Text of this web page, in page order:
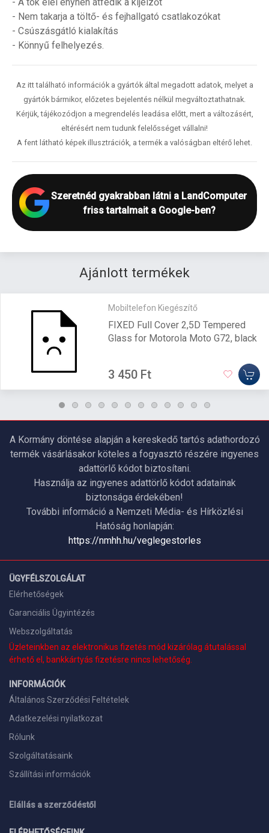
- Nem takarja a töltő- és fejhallgató csatlakozókat
- Csúszásgátló kialakítás
- Könnyű felhelyezés.
Az itt található információk a gyártók által megadott adatok, melyet a
gyártók bármikor, előzetes bejelentés nélkül megváltoztathatnak.
Kérjük, tájékozódjon a megrendelés leadása előtt, mert a változásért,
eltérésért nem tudunk felelősséget vállalni!
A fent látható képek illusztrációk, a termék a valóságban eltérő lehet.
Szeretnéd gyakrabban látni a LandComputer
friss tartalmait a Google-ben?
Ajánlott termékek
Mobiltelefon Kiegészítő
FIXED Full Cover 2,5D Tempered
Glass for Motorola Moto G72, black
3 450 Ft
A Kormány döntése alapján a kereskedő tartós adathordozó
termék vásárlásakor köteles a fogyasztó részére ingyenes
adattörlő kódot biztosítani.
Használja az ingyenes adattörlő kódot adatainak
biztonsága érdekében!
További információ a Nemzeti Média- és Hírközlési
Hatóság honlapján:
https://nmhh.hu/veglegestorles
ÜGYFÉLSZOLGÁLAT
Elérhetőségek
Garanciális Ügyintézés
Webszolgáltatás
Üzleteinkben az elektronikus fizetés mód kizárólag átutalással
érhető el, bankkártyás fizetésre nincs lehetőség.
INFORMÁCIÓK
Általános Szerződési Feltételek
Adatkezelési nyilatkozat
Rólunk
Szolgáltatásaink
Szállítási információk
Elállás a szerződéstől